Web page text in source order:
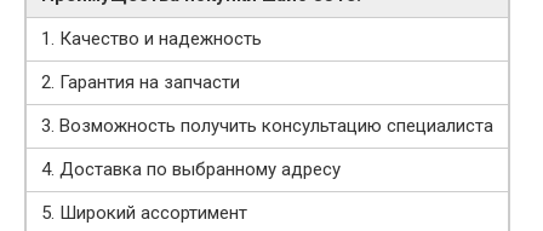
1. Качество и надежность
2. Гарантия на запчасти
3. Возможность получить консультацию специалиста
4. Доставка по выбранному адресу
5. Широкий ассортимент